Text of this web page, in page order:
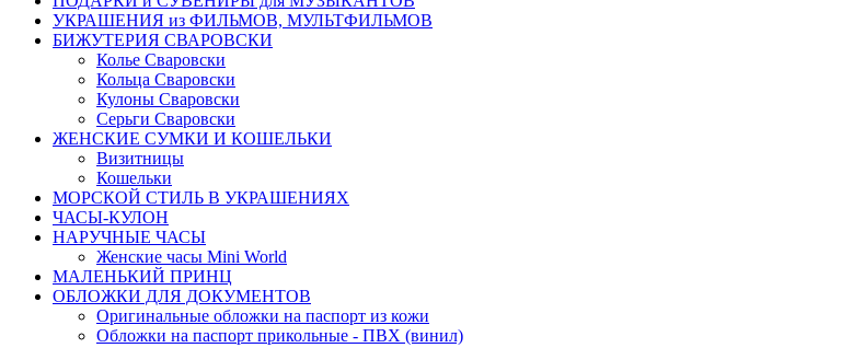
УКРАШЕНИЯ из ФИЛЬМОВ, МУЛЬТФИЛЬМОВ
БИЖУТЕРИЯ СВАРОВСКИ
Колье Сваровски
Кольца Сваровски
Кулоны Сваровски
Серьги Сваровски
ЖЕНСКИЕ СУМКИ И КОШЕЛЬКИ
Визитницы
Кошельки
МОРСКОЙ СТИЛЬ В УКРАШЕНИЯХ
ЧАСЫ-КУЛОН
НАРУЧНЫЕ ЧАСЫ
Женские часы Mini World
МАЛЕНЬКИЙ ПРИНЦ
ОБЛОЖКИ ДЛЯ ДОКУМЕНТОВ
Оригинальные обложки на паспорт из кожи
Обложки на паспорт прикольные - ПВХ (винил)